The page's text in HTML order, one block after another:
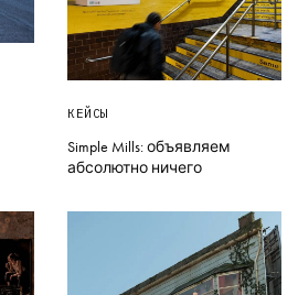
КЕЙСЫ
Simple Mills: объявляем
абсолютно ничего